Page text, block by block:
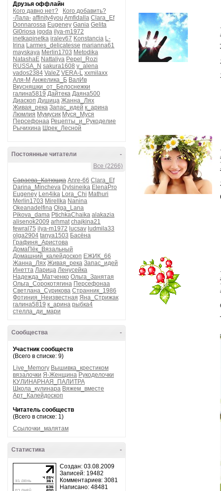
Друзья оффлайн
Кого давно нет?
Кого добавить?
-Лала- affinity4you Amfidalla Clara_Ef
Donnarossa Eugeney Gania Gelita
Gl0riosa igoda ilya-m1972
inetkapinetka iralev67 Konstancia L-
Irina Larmes_delicatesse marianna61
mayskaya Merlin1703 Metodika
NatashaE Nattaliya Pepel_Rozi
RUSSA_N sakura1608 v_alena
vados2384 ValeZ VERA-L xxmilaxx
Аля-М Анжелика_Б ВалИв
Вкусняшки_от_Белоснежки
галина5819 Дайтека Даяна500
Диаскоп Душица Жанна_Лях
Живая_река Запас_идей к_арина
Люмлия Мумусик Муся_Муся
Персефонаа Рецепты_и_Рукоделие
Рычихина Шрек_Лесной
-
Постоянные читатели
Все (2266)
Сараева_Катющка Anre-66 Clara_Ef
Darina_Mincheva Dylsineika ElenaPro
Eugeney Len4ika Lora_Chi Mathuri
Merlin1703 Mirellka Nanina
Okeanadelfina Olga_Lana
Pikova_dama PtichkaChaika alakazia
alisenok2009 arhmat chajkina21
fewral75 ilya-m1972 lucsav ludmila33
olga2904 tanya1503 Басёна
Графиня_Аристова
ДомаПёк_Вязальный
Домашний_калейдоскоп ЕЖИК_66
Жанна_Лях Живая_река Запас_идей
Инетта Ларица Ленусейка
Надежда_Матченко Ольга_Занятая
Ольга_Сорокотягина Персефонаа
Светлана_Сурикова Странник_1986
Фотиния_Неизвестная Яна_Стрижак
галина5819 к_арина рыбка4
стелла_ди_мари
-
Сообщества
Участник сообществ
(Всего в списке: 9)
Live_Memory Вышивка_крестиком
вязалочки Я-Женщина Рукоделочки
КУЛИНАРНАЯ_ПАЛИТРА
Школа_кулинара Вяжем_вместе
Арт_Калейдоскоп
Читатель сообществ
(Всего в списке: 1)
Ссылочки_малятам
-
Статистика
Создан: 03.08.2009
Записей: 19482
Комментариев: 3081
Написано: 48481